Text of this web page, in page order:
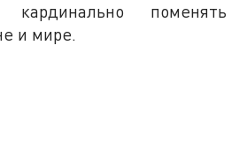
поменять
и мире.